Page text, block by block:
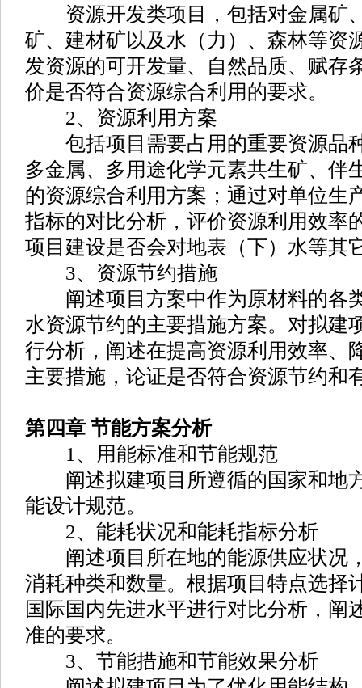
资源开发类项目，包括对金属矿
矿、建材矿以及水（力）、森林等资
发资源的可开发量、自然品质、赋存
价是否符合资源综合利用的要求。
2、资源利用方案
包括项目需要占用的重要资源品
多金属、多用途化学元素共生矿、伴
的资源综合利用方案；通过对单位生
指标的对比分析，评价资源利用效率
项目建设是否会对地表（下）水等其
3、资源节约措施
阐述项目方案中作为原材料的各
水资源节约的主要措施方案。对拟建
行分析，阐述在提高资源利用效率、
主要措施，论证是否符合资源节约和
第四章 节能方案分析
1、用能标准和节能规范
阐述拟建项目所遵循的国家和地
能设计规范。
2、能耗状况和能耗指标分析
阐述项目所在地的能源供应状况
消耗种类和数量。根据项目特点选择
国际国内先进水平进行对比分析，阐
准的要求。
3、节能措施和节能效果分析